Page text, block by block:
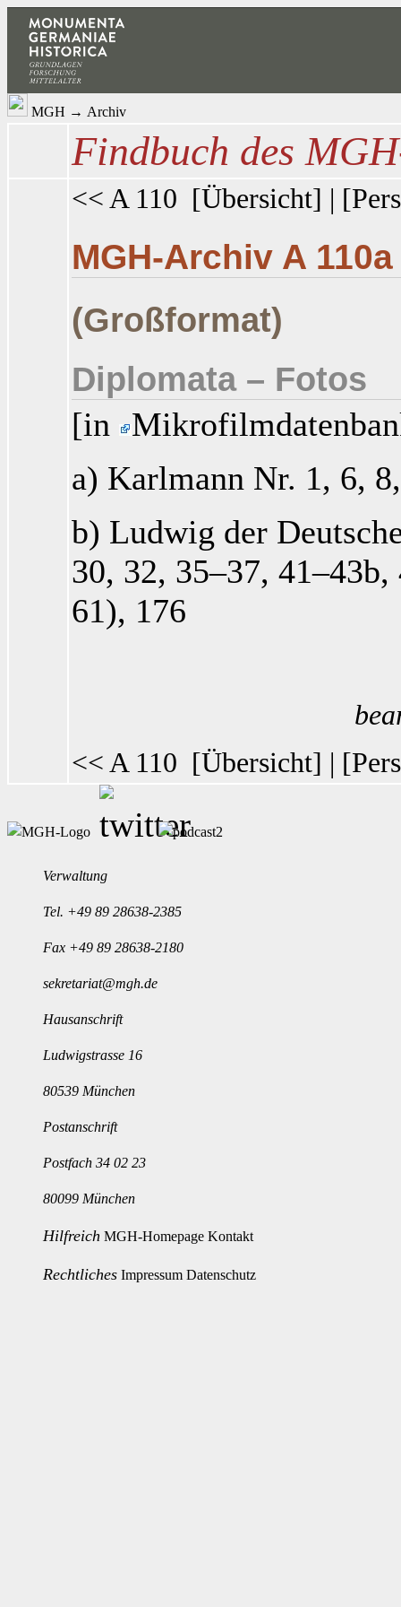
MGH → Archiv
Findbuch des
<< A 110 [Übersicht] | [
MGH-Archiv A 110a
(Großformat)
Diplomata – Fotos
[in
a) Karlmann Nr. 1, 6,
b) Ludwig der
30, 32, 35–37,
61), 176
<< A 110 [Übersicht] | [
Verwaltung
Tel. +49 89 28638-2385
Fax +49 89 28638-2180
sekretariat@mgh.de
Hausanschrift
Ludwigstrasse 16
80539 München
Postanschrift
Postfach 34 02 23
80099 München
Hilfreich MGH-Homepage Kontakt
Rechtliches Impressum Datenschutz